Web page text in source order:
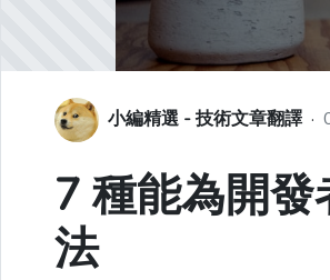
小編精選 - 技術文章翻譯 ·
7 種能為開
法